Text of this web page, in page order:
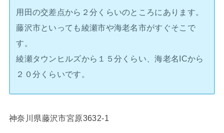
用田の交差点から２分くらいのところにあります。
藤沢市といっても綾瀬市や海老名市がすぐそこで
す。
綾瀬タウンヒルズから１５分くらい、海老名ICから
２０分くらいです。
神奈川県藤沢市宮原3632-1